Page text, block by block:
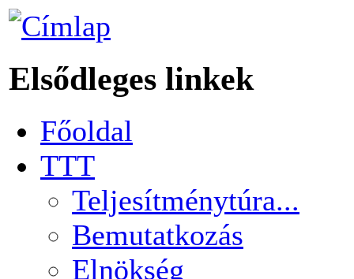
Elsődleges linkek
Főoldal
TTT
Teljesítménytúra...
Bemutatkozás
Elnökség